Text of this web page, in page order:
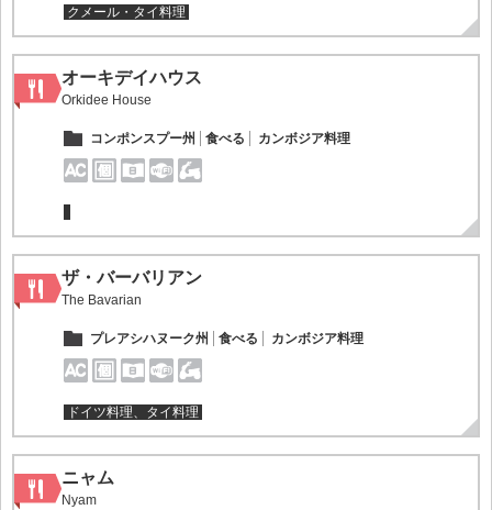
クメール・タイ料理
オーキデイハウス
Orkidee House
コンポンスプー州 食べる カンボジア料理
ザ・バーバリアン
The Bavarian
プレアシハヌーク州 食べる カンボジア料理
ドイツ料理、タイ料理
ニャム
Nyam